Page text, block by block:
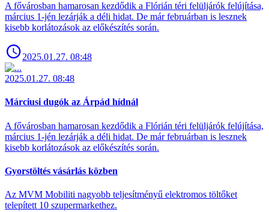
A fővárosban hamarosan kezdődik a Flórián téri felüljárók felújítása,
március 1-jén lezárják a déli hidat. De már februárban is lesznek
kisebb korlátozások az előkészítés során.
2025.01.27. 08:48
2025.01.27. 08:48
Márciusi dugók az Árpád hídnál
A fővárosban hamarosan kezdődik a Flórián téri felüljárók felújítása,
március 1-jén lezárják a déli hidat. De már februárban is lesznek
kisebb korlátozások az előkészítés során.
Gyorstöltés vásárlás közben
Az MVM Mobiliti nagyobb teljesítményű elektromos töltőket
telepített 10 szupermarkethez.